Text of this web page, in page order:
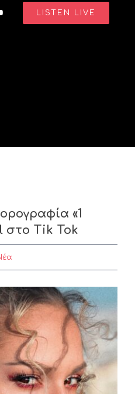
LISTEN LIVE
«1
στο Tik Tok